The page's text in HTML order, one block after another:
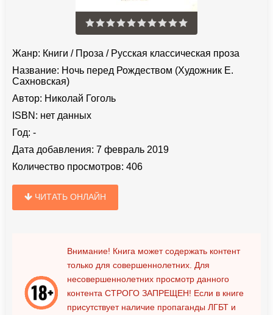
Жанр: Книги / Проза / Русская классическая проза
Название: Ночь перед Рождеством (Художник Е.
Сахновская)
Автор: Николай Гоголь
ISBN: нет данных
Год: -
Дата добавления: 7 февраль 2019
Количество просмотров: 406
ЧИТАТЬ ОНЛАЙН
Внимание! Книга может содержать контент
только для совершеннолетних. Для
несовершеннолетних просмотр данного
контента СТРОГО ЗАПРЕЩЕН! Если в книге
присутствует наличие пропаганды ЛГБТ и